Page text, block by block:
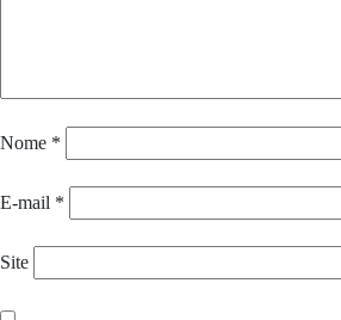
Nome *
E-mail *
Site